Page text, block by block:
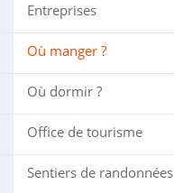
Entreprises
Où manger ?
Où dormir ?
Office de tourisme
Sentiers de randonnées